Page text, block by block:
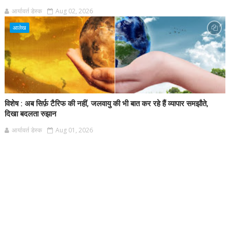
आर्यावर्त डेस्क Aug 02, 2026
आलेख
विशेष : अब सिर्फ़ टैरिफ की नहीं, जलवायु की भी बात कर रहे हैं व्यापार समझौते,
दिखा बदलता रुझान
आर्यावर्त डेस्क Aug 01, 2026